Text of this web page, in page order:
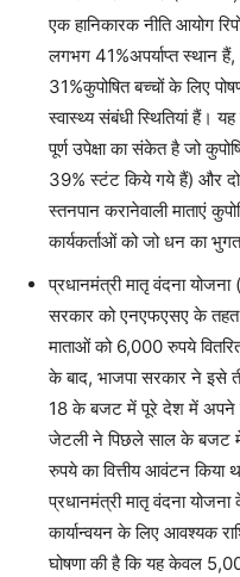
एक हानिकारक नीति आयोग
लगभग 41%अपर्याप्त स्थान
31%कुपोषित बच्चों के लिए
स्वास्थ्य संबंधी स्थितियां हैं।
पूर्ण उपेक्षा का संकेत है जो
39% स्टंट किये गये हैं) और
स्तनपान करानेवाली माताएं
कार्यकर्ताओं को जो धन का
प्रधानमंत्री मातृ वंदना
सरकार को एनएफएसए के तहत
माताओं को 6,000 रुपये
के बाद, भाजपा सरकार ने इसे
18 के बजट में पूरे देश में अपने
जेटली ने पिछले साल के बजट
रुपये का वित्तीय आवंटन किया
प्रधानमंत्री मातृ वंदना
कार्यान्वयन के लिए आवश्यक
घोषणा की है कि यह केवल